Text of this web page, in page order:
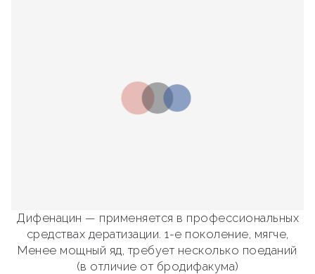
Дифенацин — применяется в профессиональных
средствах дератизации. 1-е поколение, мягче,
Менее мощный яд, требует несколько поеданий
(в отличие от бродифакума)